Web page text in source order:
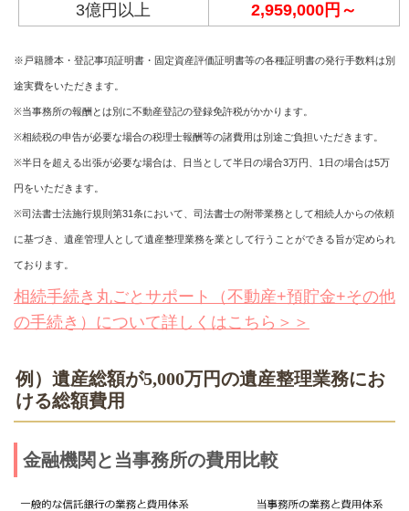
3億円以上
2,959,000円～
※戸籍謄本・登記事項証明書・固定資産評価証明書等の各種証明書の発行手数料は別
途実費をいただきます。
※当事務所の報酬とは別に不動産登記の登録免許税がかかります。
※相続税の申告が必要な場合の税理士報酬等の諸費用は別途ご負担いただきます。
※半日を超える出張が必要な場合は、日当として半日の場合3万円、1日の場合は5万
円をいただきます。
※司法書士法施行規則第31条において、司法書士の附帯業務として相続人からの依頼
に基づき、遺産管理人として遺産整理業務を業として行うことができる旨が定められ
ております。
相続手続き丸ごとサポート（不動産+預貯金+その他
の手続き）について詳しくはこちら＞＞
例）遺産総額が5,000万円の遺産整理業務にお
ける総額費用
金融機関と当事務所の費用比較